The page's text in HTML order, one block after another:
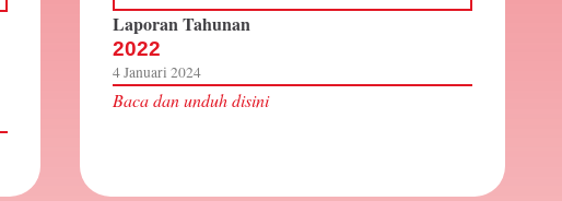
Laporan Tahunan
2022
4 Januari 2024
Baca dan unduh disini